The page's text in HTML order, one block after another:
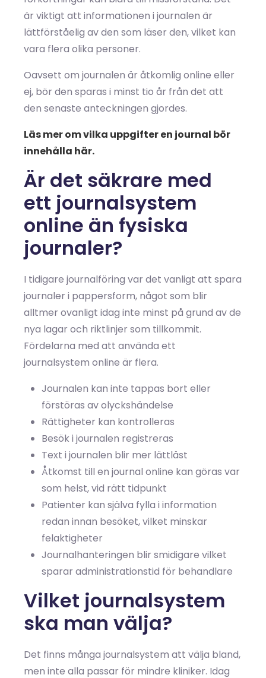
är viktigt att informationen i journalen är
lättförståelig av den som läser den, vilket kan
vara flera olika personer.
Oavsett om journalen är åtkomlig online eller
ej, bör den sparas i minst tio år från det att
den senaste anteckningen gjordes.
Läs mer om vilka uppgifter en journal bör
innehålla här.
Är det säkrare med
ett journalsystem
online än fysiska
journaler?
I tidigare journalföring var det vanligt att spara
journaler i pappersform, något som blir
alltmer ovanligt idag inte minst på grund av de
nya lagar och riktlinjer som tillkommit.
Fördelarna med att använda ett
journalsystem online är flera.
Journalen kan inte tappas bort eller
förstöras av olyckshändelse
Rättigheter kan kontrolleras
Besök i journalen registreras
Text i journalen blir mer lättläst
Åtkomst till en journal online kan göras var
som helst, vid rätt tidpunkt
Patienter kan själva fylla i information
redan innan besöket, vilket minskar
felaktigheter
Journalhanteringen blir smidigare vilket
sparar administrationstid för behandlare
Vilket journalsystem
ska man välja?
Det finns många journalsystem att välja bland,
men inte alla passar för mindre kliniker. Idag